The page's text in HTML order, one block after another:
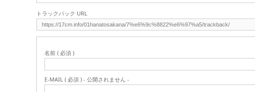
トラックバック URL
名前 ( 必須 )
E-MAIL ( 必須 ) - 公開されません -